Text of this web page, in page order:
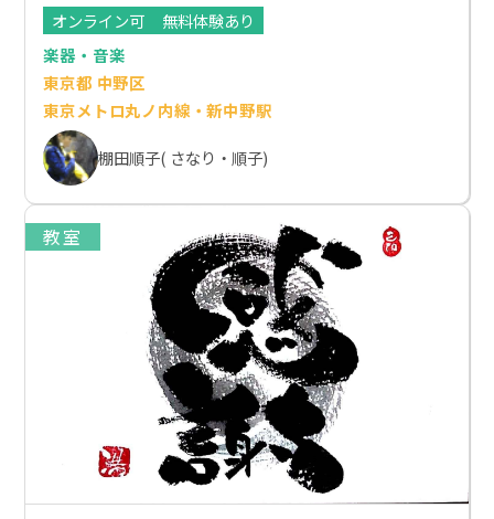
オンライン可
無料体験あり
楽器・音楽
東京都 中野区
東京メトロ丸ノ内線・新中野駅
棚田順子( さなり・順子)
教室